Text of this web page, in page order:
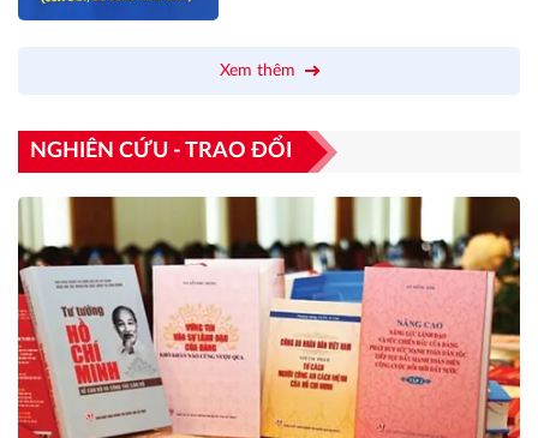
Xem thêm
NGHIÊN CỨU - TRAO ĐỔI